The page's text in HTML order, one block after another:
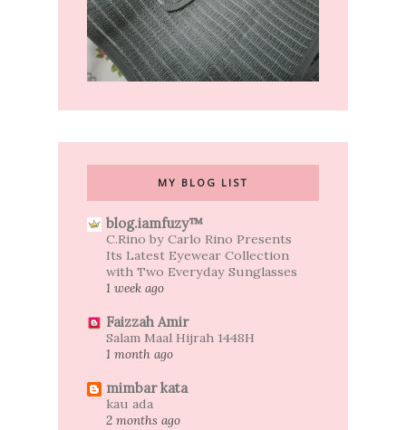
MY BLOG LIST
blog.iamfuzy™
C.Rino by Carlo Rino Presents
Its Latest Eyewear Collection
with Two Everyday Sunglasses
1 week ago
Faizzah Amir
Salam Maal Hijrah 1448H
1 month ago
mimbar kata
kau ada
2 months ago